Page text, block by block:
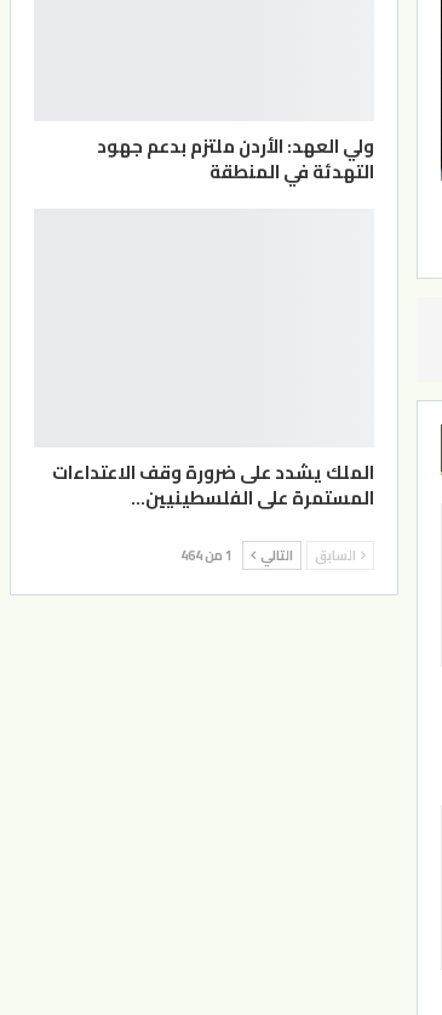
ولي العهد: الأردن ملتزم بدعم جهود
التهدئة في المنطقة
الملك يشدد على ضرورة وقف الاعتداءات
المستمرة على الفلسطينيين…
السابق التالي 1 من 464